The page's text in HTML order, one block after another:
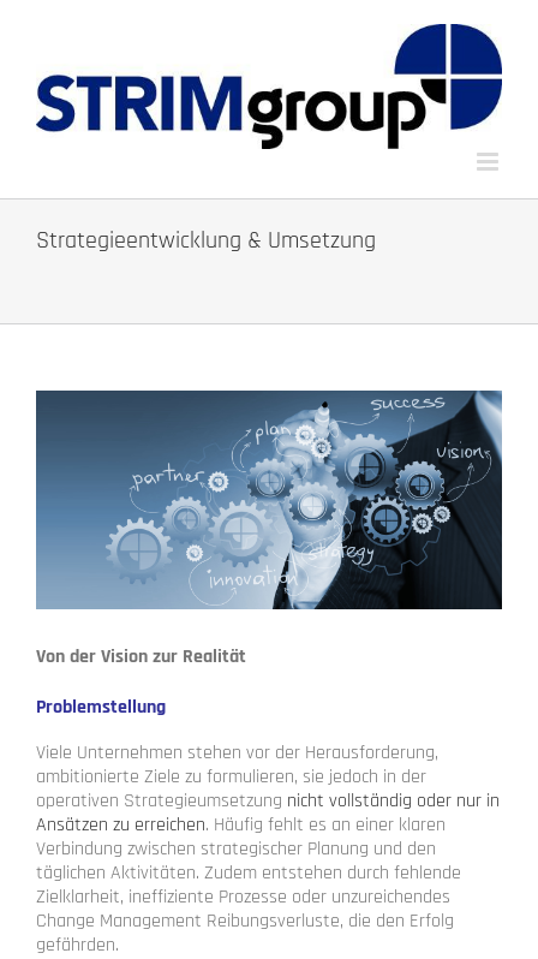
Strategieentwicklung & Umsetzung
Von der Vision zur Realität
Problemstellung
Viele Unternehmen stehen vor der Herausforderung,
ambitionierte Ziele zu formulieren, sie jedoch in der
operativen Strategieumsetzung nicht vollständig oder nur in
Ansätzen zu erreichen. Häufig fehlt es an einer klaren
Verbindung zwischen strategischer Planung und den
täglichen Aktivitäten. Zudem entstehen durch fehlende
Zielklarheit, ineffiziente Prozesse oder unzureichendes
Change Management Reibungsverluste, die den Erfolg
gefährden.